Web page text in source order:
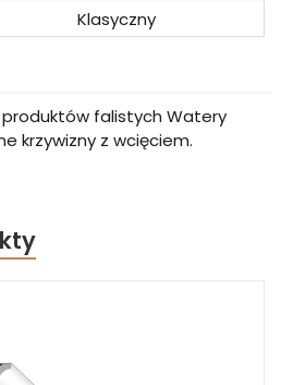
Klasyczny
produktów falistych Watery
krzywizny z wcięciem.